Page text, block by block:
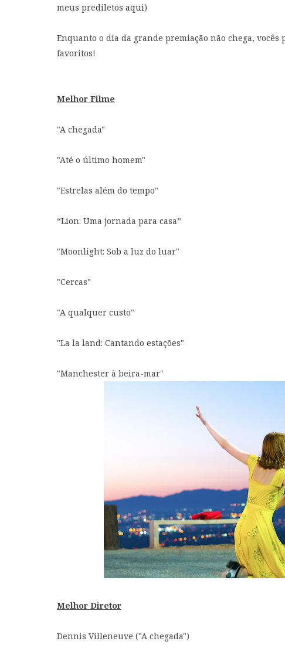
meus prediletos aqui)
Enquanto o dia da grande premiação não chega,
favoritos!
Melhor Filme
"A chegada"
"Até o último homem"
"Estrelas além do tempo"
“Lion: Uma jornada para casa”
"Moonlight: Sob a luz do luar"
"Cercas"
"A qualquer custo"
"La la land: Cantando estações"
"Manchester à beira-mar"
Melhor Diretor
Dennis Villeneuve ("A chegada")